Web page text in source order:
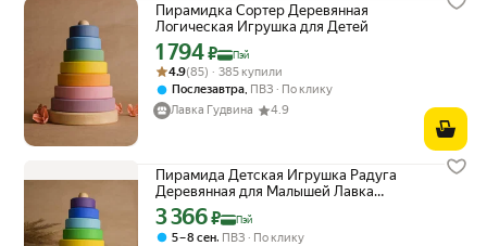
Пирамидка Сортер Деревянная
Логическая Игрушка для Детей
Цена с картой Яндекс Пэй 1794 ₽ вместо
1 794₽ Пэй
Рейтинг товара: 4.9 из 5
Оценок: (85) · 385 купили
4.9(85) · 385 купили
Послезавтра ПВЗ
По клику
Лавка Гудвина
4.9
Пирамида Детская Игрушка Радуга
Деревянная для Малышей Лавка
Гудвина ZY
Цена с картой Яндекс Пэй 3366 ₽ вместо
3 366₽ Пэй
5 – 8 сен, ПВЗ
По клику